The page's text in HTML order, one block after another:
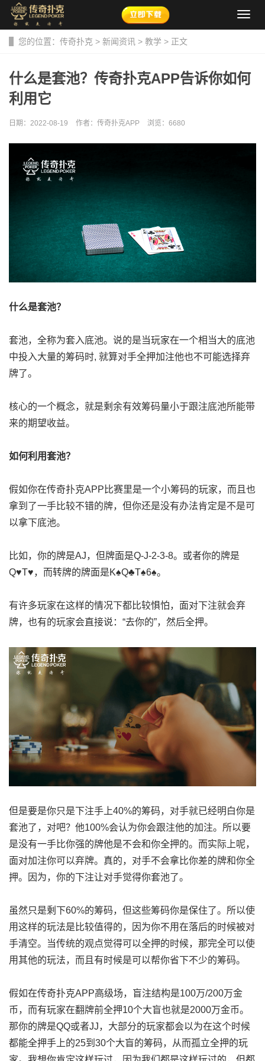
导
您的位置： 传奇扑克 > 新闻资讯 > 教学 > 正文
什么是套池？传奇扑克APP告诉你如何
利用它
日期：2022-08-19 作者：传奇扑克APP 浏览： 6680
什么是套池？
套池，全称为套入底池。说的是当玩家在一个相当大的底池
中投入大量的筹码时, 就算对手全押加注他也不可能选择弃
牌了。
核心的一个概念，就是剩余有效筹码量小于跟注底池所能带
来的期望收益。
如何利用套池？
假如你在传奇扑克APP比赛里是一个小筹码的玩家，而且也
拿到了一手比较不错的牌，但你还是没有办法肯定是不是可
以拿下底池。
比如，你的牌是AJ，但牌面是Q-J-2-3-8。或者你的牌是
Q♥T♥，而转牌的牌面是K♠Q♣T♠6♠。
有许多玩家在这样的情况下都比较惧怕，面对下注就会弃
牌，也有的玩家会直接说：“去你的”，然后全押。
但是要是你只是下注手上40%的筹码，对手就已经明白你是
套池了，对吧？他100%会认为你会跟注他的加注。所以要
是没有一手比你强的牌他是不会和你全押的。而实际上呢，
面对加注你可以弃牌。真的，对手不会拿比你差的牌和你全
押。因为，你的下注让对手觉得你套池了。
虽然只是剩下60%的筹码，但这些筹码你是保住了。所以使
用这样的玩法是比较值得的，因为你不用在落后的时候被对
手清空。当传统的观点觉得可以全押的时候，那完全可以使
用其他的玩法，而且有时候是可以帮你省下不少的筹码。
假如在传奇扑克APP高级场，盲注结构是100万/200万金
币，而有玩家在翻牌前全押10个大盲也就是2000万金币。
那你的牌是QQ或者JJ，大部分的玩家都会以为在这个时候
都能全押手上的25到30个大盲的筹码，从而孤立全押的玩